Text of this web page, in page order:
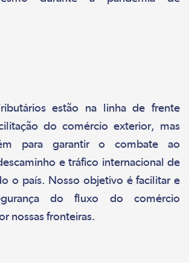
estão na linha de frente
do comércio exterior, mas
para garantir o combate ao
e tráfico internacional de
o país. Nosso objetivo é facilitar e
do fluxo do comércio
nossas fronteiras.